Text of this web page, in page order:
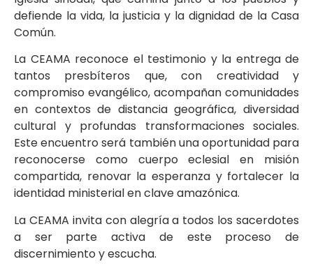
defiende la vida, la justicia y la dignidad de la Casa
Común.
La CEAMA reconoce el testimonio y la entrega de
tantos presbíteros que, con creatividad y
compromiso evangélico, acompañan comunidades
en contextos de distancia geográfica, diversidad
cultural y profundas transformaciones sociales.
Este encuentro será también una oportunidad para
reconocerse como cuerpo eclesial en misión
compartida, renovar la esperanza y fortalecer la
identidad ministerial en clave amazónica.
La CEAMA invita con alegría a todos los sacerdotes
a ser parte activa de este proceso de
discernimiento y escucha.